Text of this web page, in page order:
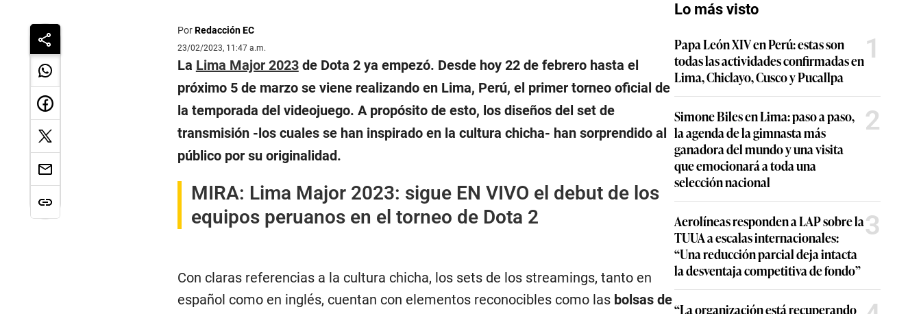
PorRedacción EC
23/02/2023, 11:47 a.m.
La Lima Major 2023de Dota 2 ya empezó. Desde hoy 22 de febrero hasta el
próximo 5 de marzo se viene realizando en Lima, Perú, el primer torneo oficial de
la temporada del videojuego. A propósito de esto, los diseños del set de
transmisión -los cuales se han inspirado en la cultura chicha- han sorprendido al
público por su originalidad.
MIRA: Lima Major 2023: sigue EN VIVO el debut de los
equipos peruanos en el torneo de Dota 2
Con claras referencias a la cultura chicha, los sets de los streamings, tanto en
español como en inglés, cuentan con elementos reconocibles como las bolsas de
Lo más visto
Papa León XIV en Perú: estas son
todas las actividades confirmadas en
Lima, Chiclayo, Cusco y Pucallpa
1
Simone Biles en Lima: paso a paso,
la agenda de la gimnasta más
ganadora del mundo y una visita
que emocionará a toda una
selección nacional
2
Aerolíneas responden a LAP sobre la
TUUA a escalas internacionales:
“Una reducción parcial deja intacta
la desventaja competitiva de fondo”
3
“La organización está recuperando